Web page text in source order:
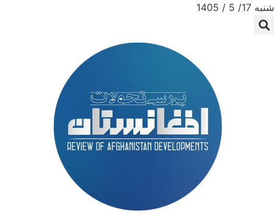
شنبه 17/ 5 / 1405